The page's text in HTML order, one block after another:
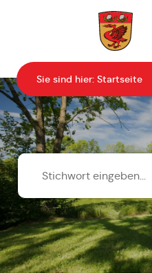
Sie sind hier: Startseite